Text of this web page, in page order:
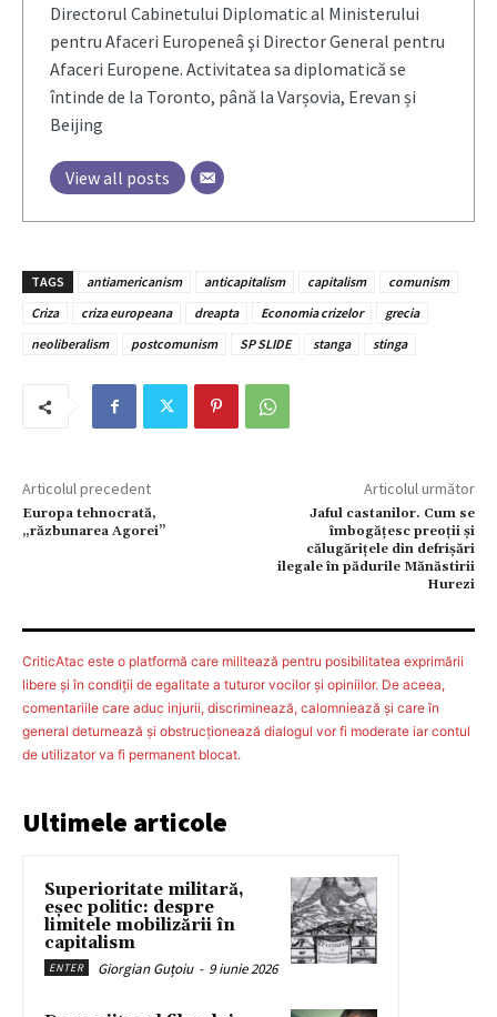
Directorul Cabinetului Diplomatic al Ministerului
pentru Afaceri Europeneâ şi Director General pentru
Afaceri Europene. Activitatea sa diplomatică se
întinde de la Toronto, până la Varșovia, Erevan și
Beijing
View all posts
TAGS antiamericanism anticapitalism capitalism
comunism
Criza
criza europeana dreapta Economia crizelor
grecia
neoliberalism
postcomunism SP SLIDE stanga stinga
Articolul precedent
Europa tehnocrată,
„răzbunarea Agorei”
Articolul următor
Jaful castanilor. Cum se
îmbogăţesc preoţii şi
călugăriţele din defrişări
ilegale în pădurile Mănăstirii
Hurezi
CriticAtac este o platformă care militează pentru posibilitatea exprimării
libere şi în condiţii de egalitate a tuturor vocilor şi opiniilor. De aceea,
comentariile care aduc injurii, discriminează, calomniează şi care în
general deturnează şi obstrucţionează dialogul vor fi moderate iar contul
de utilizator va fi permanent blocat.
Ultimele articole
Superioritate militară,
eșec politic: despre
limitele mobilizării în
capitalism
ENTER Giorgian Guțoiu - 9 iunie 2026